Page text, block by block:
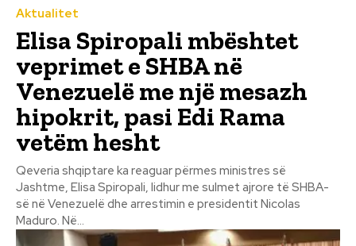
Aktualitet
Elisa Spiropali mbështet
veprimet e SHBA në
Venezuelë me një mesazh
hipokrit, pasi Edi Rama
vetëm hesht
Qeveria shqiptare ka reaguar përmes ministres së
Jashtme, Elisa Spiropali, lidhur me sulmet ajrore të SHBA-
së në Venezuelë dhe arrestimin e presidentit Nicolas
Maduro. Në...